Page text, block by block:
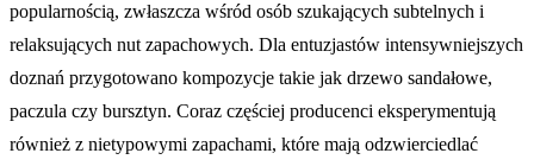
popularnością, zwłaszcza wśród osób szukających subtelnych i
relaksujących nut zapachowych. Dla entuzjastów intensywniejszych
doznań przygotowano kompozycje takie jak drzewo sandałowe,
paczula czy bursztyn. Coraz częściej producenci eksperymentują
również z nietypowymi zapachami, które mają odzwierciedlać